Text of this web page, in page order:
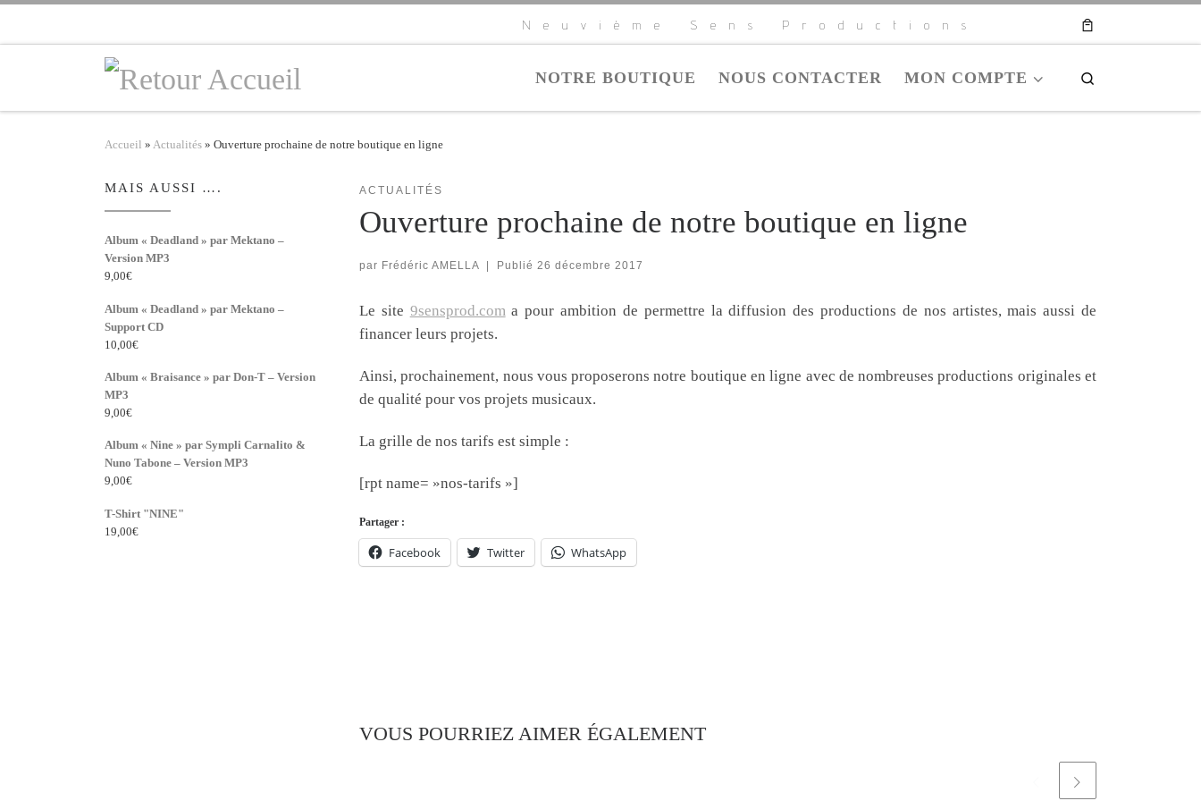
Neuvième Sens Productions
NOTRE BOUTIQUE NOUS CONTACTER MON COMPTE
Accueil » Actualités » Ouverture prochaine de notre boutique en ligne
ACTUALITÉS
Ouverture prochaine de notre boutique en ligne
par Frédéric AMELLA | Publié 26 décembre 2017
Le site 9sensprod.coma pour ambition de permettre la diffusion des productions de nos artistes, mais aussi de
financer leurs projets.
Ainsi, prochainement, nous vous proposerons notre boutique en ligne avec de nombreuses productions originales et
de qualité pour vos projets musicaux.
La grille de nos tarifs est simple :
[rpt name= »nos-tarifs »]
Partager :
Facebook Twitter WhatsApp
VOUS POURRIEZ AIMER ÉGALEMENT
MAIS AUSSI ….
Album « Deadland » par Mektano –
Version MP3
9,00€
Album « Deadland » par Mektano –
Support CD
10,00€
Album « Braisance » par Don-T – Version
MP3
9,00€
Album « Nine » par Sympli Carnalito &
Nuno Tabone – Version MP3
9,00€
T-Shirt "NINE"
19,00€